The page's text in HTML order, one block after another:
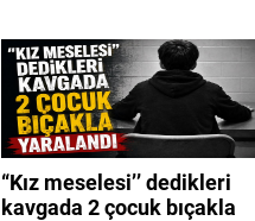
“Kız meselesi’’ dedikleri
kavgada 2 çocuk bıçakla